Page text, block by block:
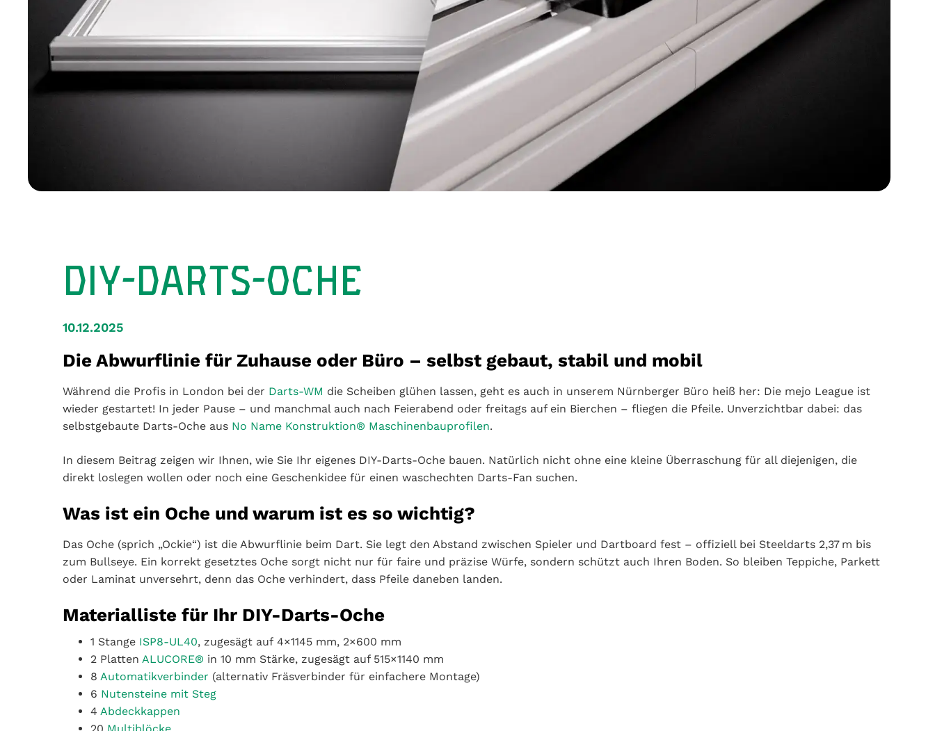
DIY-DARTS-OCHE
10.12.2025
Die Abwurflinie für Zuhause oder Büro – selbst gebaut, stabil und mobil
Während die Profis in London bei der Darts-WM die Scheiben glühen lassen, geht es auch in unserem Nürnberger Büro heiß her: Die mejo League ist
wieder gestartet! In jeder Pause – und manchmal auch nach Feierabend oder freitags auf ein Bierchen – fliegen die Pfeile. Unverzichtbar dabei: das
selbstgebaute Darts-Oche aus No Name Konstruktion® Maschinenbauprofilen.
In diesem Beitrag zeigen wir Ihnen, wie Sie Ihr eigenes DIY-Darts-Oche bauen. Natürlich nicht ohne eine kleine Überraschung für all diejenigen, die
direkt loslegen wollen oder noch eine Geschenkidee für einen waschechten Darts-Fan suchen.
Was ist ein Oche und warum ist es so wichtig?
Das Oche (sprich „Ockie“) ist die Abwurflinie beim Dart. Sie legt den Abstand zwischen Spieler und Dartboard fest – offiziell bei Steeldarts 2,37 m bis
zum Bullseye. Ein korrekt gesetztes Oche sorgt nicht nur für faire und präzise Würfe, sondern schützt auch Ihren Boden. So bleiben Teppiche, Parkett
oder Laminat unversehrt, denn das Oche verhindert, dass Pfeile daneben landen.
Materialliste für Ihr DIY-Darts-Oche
1 Stange ISP8-UL40, zugesägt auf 4×1145 mm, 2×600 mm
2 Platten ALUCORE® in 10 mm Stärke, zugesägt auf 515×1140 mm
8 Automatikverbinder (alternativ Fräsverbinder für einfachere Montage)
6 Nutensteine mit Steg
4 Abdeckkappen